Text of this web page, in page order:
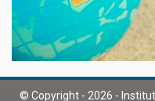
© Copyright - 2026 -